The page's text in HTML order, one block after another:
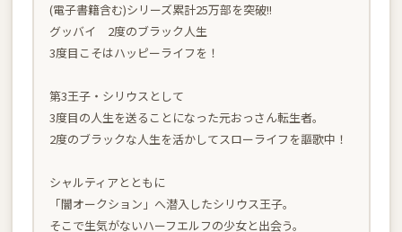
(電子書籍含む)シリーズ累計25万部を突破!!
グッバイ 2度のブラック人生
3度目こそはハッピーライフを！
第3王子・シリウスとして
3度目の人生を送ることになった元おっさん転生者。
2度のブラックな人生を活かしてスローライフを謳歌中！
シャルティアとともに
「闇オークション」へ潜入したシリウス王子。
そこで生気がないハーフエルフの少女と出会う。